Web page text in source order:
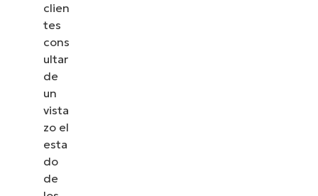
clien
tes
cons
ultar
de
un
vista
zo el
esta
do
de